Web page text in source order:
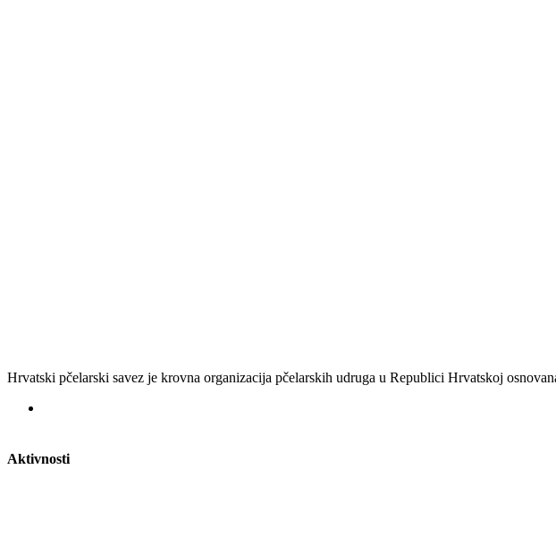
Hrvatski pčelarski savez je krovna organizacija pčelarskih udruga u Republici Hrvatskoj
Aktivnosti